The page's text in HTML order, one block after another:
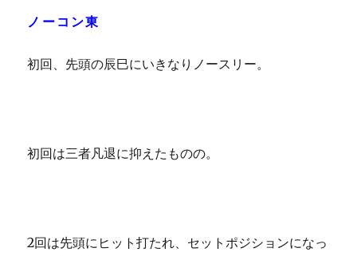
ノーコン東
初回、先頭の辰巳にいきなりノースリー。
初回は三者凡退に抑えたものの。
2回は先頭にヒット打たれ、セットポジションになっ